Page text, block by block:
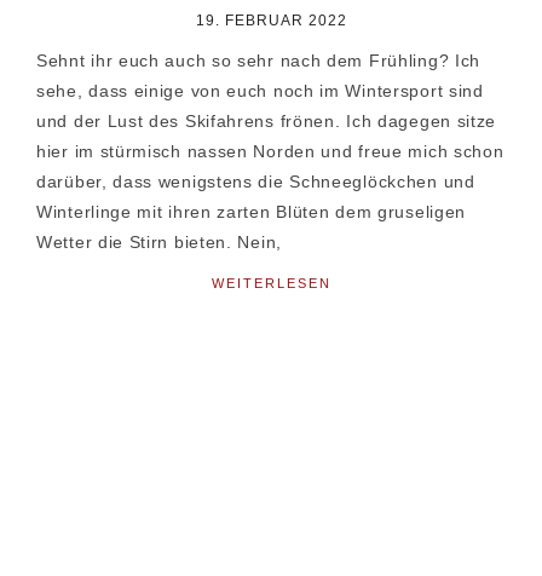
19. FEBRUAR 2022
Sehnt ihr euch auch so sehr nach dem Frühling? Ich
sehe, dass einige von euch noch im Wintersport sind
und der Lust des Skifahrens frönen. Ich dagegen sitze
hier im stürmisch nassen Norden und freue mich schon
darüber, dass wenigstens die Schneeglöckchen und
Winterlinge mit ihren zarten Blüten dem gruseligen
Wetter die Stirn bieten. Nein,
WEITERLESEN